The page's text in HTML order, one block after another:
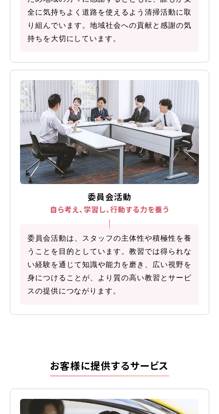
会社概要
プライバシーポリシー
お知らせ
2026.08.08 お知らせ NEW!
お盆期間中も営業しております
2026.08.01
スキップローンで今すぐ入校、お支払いは2027
年2月からも可能です
2026.07.31 卒業生 NEW!
卒業生の声
一覧を見る
オンライン入校
受付
資料請求
全に気持ちよく道路を使えるよう清掃活動に取
り組んでいます。地域社会への貢献と感謝の気
持ちを大切にしています。
委員会活動
自ら考え、学習し、行動する力を養う
委員会活動は、スタッフの主体性や積極性を養
うことを目的としています。教習では得られな
い経験を通じて知識や能力を磨き、広い視野を
身につけることが、より質の高い教習とサービ
スの提供につながります。
お客様に提供するサービス